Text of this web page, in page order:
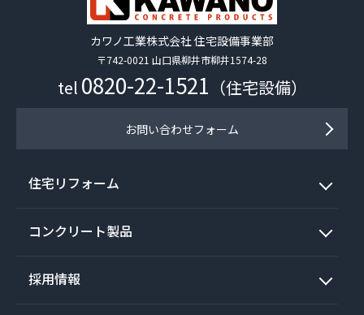
カワノ工業株式会社 住宅設備事業部
〒742-0021 山口県柳井市柳井1574-28
tel 0820-22-1521 （住宅設備）
お問い合わせフォーム
住宅リフォーム
コンクリート製品
採用情報